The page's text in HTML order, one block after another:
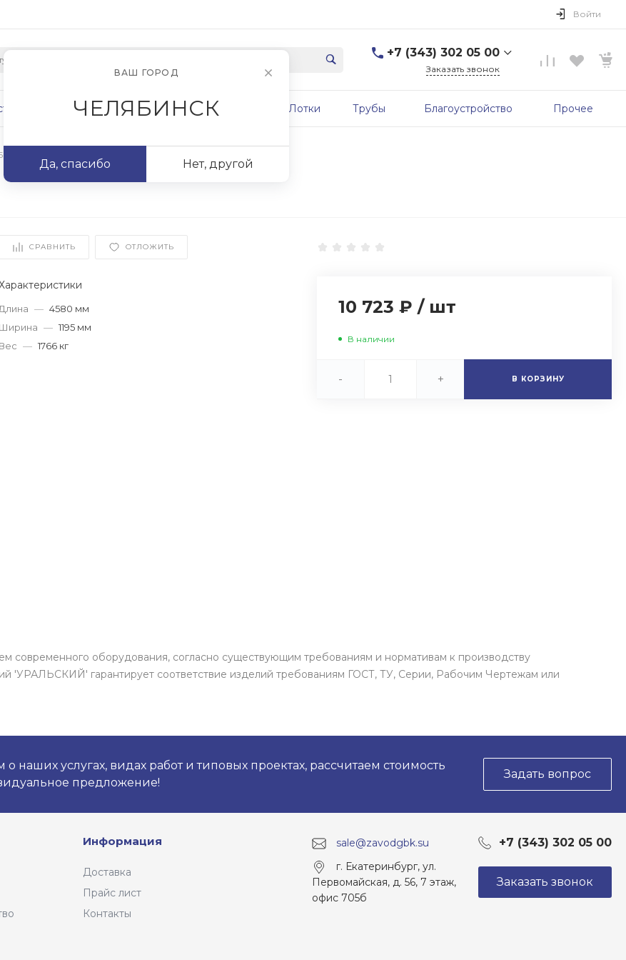
Войти
+7 (343) 302 05 00
г. Екатеринбург, ул.
Заказать звонок
Плиты Сваи Фундаменты Лотки Трубы Благоустройство Прочее
СРАВНИТЬ ОТЛОЖИТЬ
Длина — 4580 мм
Ширина — 1195 мм
Вес — 1766 кг
10 723 ₽ / шт
В наличии
- + В КОРЗИНУ
современного оборудования, согласно существующим требованиям и нормативам к производству
'УРАЛЬСКИЙ' гарантирует соответствие изделий требованиям ГОСТ, ТУ, Серии, Рабочим Чертежам или
наших услугах, видах работ и типовых проектах, рассчитаем стоимость
предложение!
Задать вопрос
Информация
Доставка
Прайс лист
Контакты
sale@zavodgbk.su +7 (343) 302 05 00
г. Екатеринбург, ул.
Первомайская, д. 56, 7 этаж,
офис 705б
Заказать звонок
ВАШ ГОРОД
ЧЕЛЯБИНСК
Да, спасибо Нет, другой